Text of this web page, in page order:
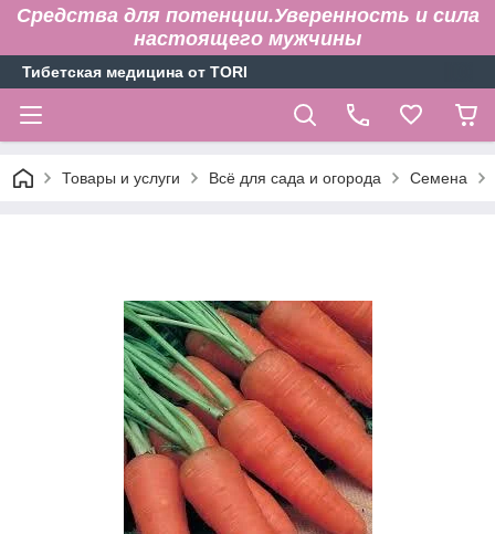
Средства для потенции.Уверенность и сила
настоящего мужчины
Тибетская медицина от TORI
Товары и услуги Всё для сада и огорода Семена